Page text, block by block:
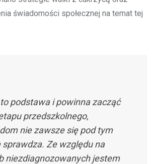
świadomości społecznej na temat tej
to podstawa i powinna zacząć
przedszkolnego,
nie zawsze się pod tym
sprawdza. Ze względu na
niezdiagnozowanych jestem